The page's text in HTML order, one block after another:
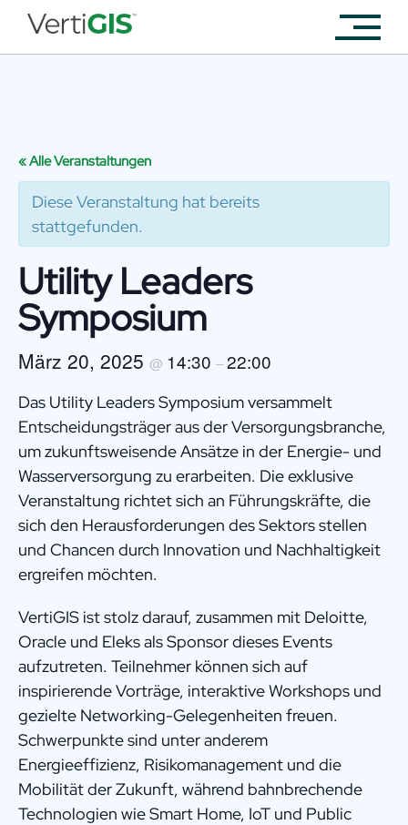
« Alle Veranstaltungen
Diese Veranstaltung hat bereits
stattgefunden.
Utility Leaders
Symposium
März 20, 2025 @ 14:30 –22:00
Das Utility Leaders Symposium versammelt
Entscheidungsträger aus der Versorgungsbranche,
um zukunftsweisende Ansätze in der Energie- und
Wasserversorgung zu erarbeiten. Die exklusive
Veranstaltung richtet sich an Führungskräfte, die
sich den Herausforderungen des Sektors stellen
und Chancen durch Innovation und Nachhaltigkeit
ergreifen möchten.
VertiGIS ist stolz darauf, zusammen mit Deloitte,
Oracle und Eleks als Sponsor dieses Events
aufzutreten. Teilnehmer können sich auf
inspirierende Vorträge, interaktive Workshops und
gezielte Networking-Gelegenheiten freuen.
Schwerpunkte sind unter anderem
Energieeffizienz, Risikomanagement und die
Mobilität der Zukunft, während bahnbrechende
Technologien wie Smart Home, IoT und Public